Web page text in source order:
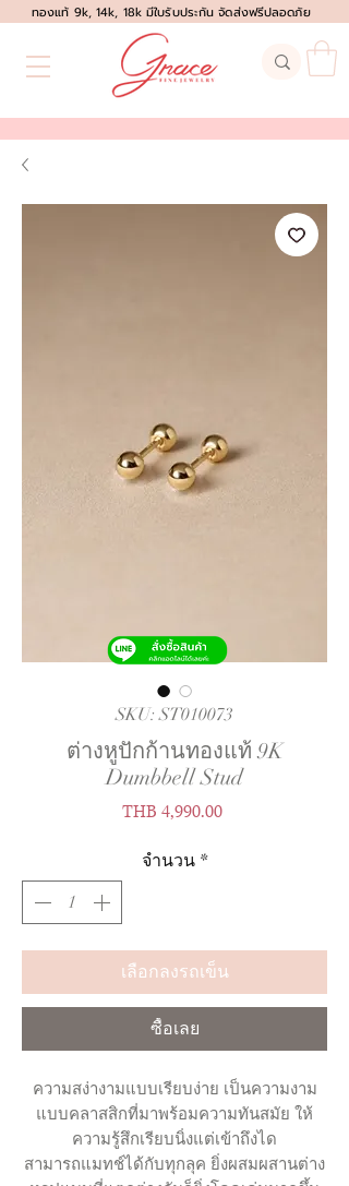
ทองแท้ 9k, 14k, 18k มีใบรับประกัน จัดส่งฟรีปลอดภัย
SKU: ST010073
ต่างหูปักก้านทองแท้ 9K
Dumbbell Stud
THB 4,990.00ราคา
จำนวน *
เลือกลงรถเข็น
ซื้อเลย
ความสง่างามแบบเรียบง่าย เป็นความงาม
แบบคลาสสิกที่มาพร้อมความทันสมัย ให้
ความรู้สึกเรียบนิ่งแต่เข้าถึงได
สามารถแมทช์ได้กับทุกลุค ยิ่งผสมผสานต่าง